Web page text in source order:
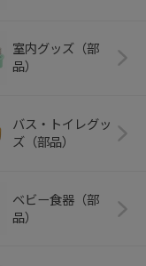
室内グッズ（部
品）
バス・トイレグッ
ズ（部品）
ベビー食器（部
品）